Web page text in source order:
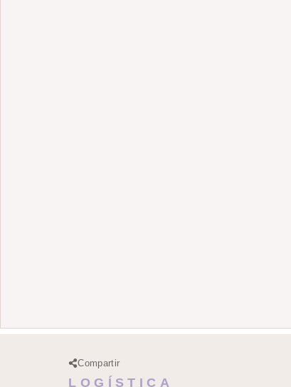
Compartir
LOGÍSTICA